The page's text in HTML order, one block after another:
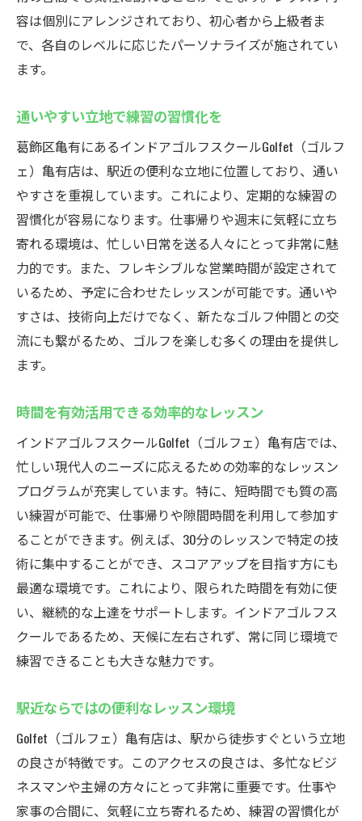
容は個別にアレンジされており、初心者から上級者ま
で、各自のレベルに応じたパーソナライズが施されてい
ます。
通いやすい立地で練習の習慣化を
葛飾区亀有にあるインドアゴルフスクールGolfet（ゴルフ
ェ）亀有店は、駅近の便利な立地に位置しており、通い
やすさを重視しています。これにより、定期的な練習の
習慣化が容易になります。仕事帰りや週末に気軽に立ち
寄れる環境は、忙しい日常を送る人々にとって非常に魅
力的です。また、フレキシブルな営業時間が設定されて
いるため、予定に合わせたレッスンが可能です。通いや
すさは、技術向上だけでなく、新たなゴルフ仲間との交
流にも繋がるため、ゴルフを楽しむ多くの理由を提供し
ます。
時間を有効活用できる効率的なレッスン
インドアゴルフスクールGolfet（ゴルフェ）亀有店では、
忙しい現代人のニーズに応えるための効率的なレッスン
プログラムが充実しています。特に、短時間でも質の高
い練習が可能で、仕事帰りや隙間時間を利用して参加す
ることができます。例えば、30分のレッスンで特定の技
術に集中することができ、スコアアップを目指す方にも
最適な環境です。これにより、限られた時間を有効に使
い、継続的な上達をサポートします。インドアゴルフス
クールであるため、天候に左右されず、常に同じ環境で
練習できることも大きな魅力です。
駅近ならではの便利なレッスン環境
Golfet（ゴルフェ）亀有店は、駅から徒歩すぐという立地
の良さが特徴です。このアクセスの良さは、多忙なビジ
ネスマンや主婦の方々にとって非常に重要です。仕事や
家事の合間に、気軽に立ち寄れるため、練習の習慣化が